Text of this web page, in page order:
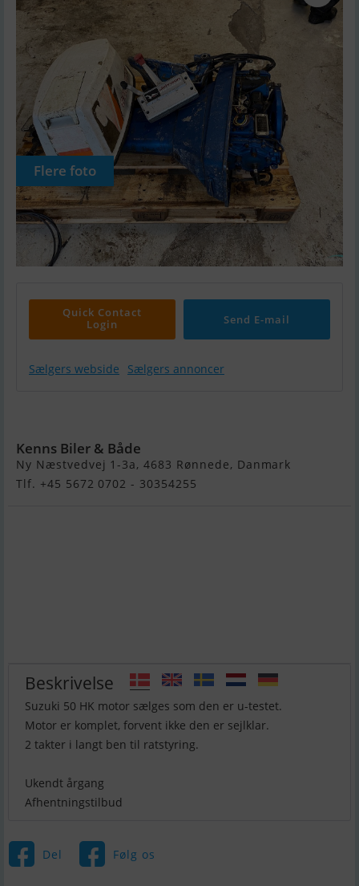
Flere foto
Quick Contact
Login
Send E-mail
Sælgers webside Sælgers annoncer
Kenns Biler & Både
Ny Næstvedvej 1-3a, 4683 Rønnede, Danmark
Tlf. +45 5672 0702 - 30354255
Beskrivelse
Suzuki 50 HK motor sælges som den er u-testet.
Motor er komplet, forvent ikke den er sejlklar.
2 takter i langt ben til ratstyring.
Ukendt årgang
Afhentningstilbud
Del Følg os